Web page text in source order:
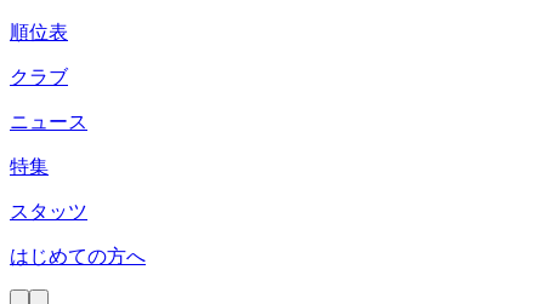
順位表
クラブ
ニュース
特集
スタッツ
はじめての方へ